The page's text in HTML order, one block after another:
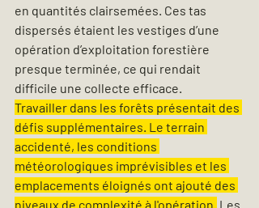
en quantités clairsemées. Ces tas
dispersés étaient les vestiges d’une
opération d’exploitation forestière
presque terminée, ce qui rendait
difficile une collecte efficace.
Travailler dans les forêts présentait des
défis supplémentaires. Le terrain
accidenté, les conditions
météorologiques imprévisibles et les
emplacements éloignés ont ajouté des
niveaux de complexité à l'opération. Les